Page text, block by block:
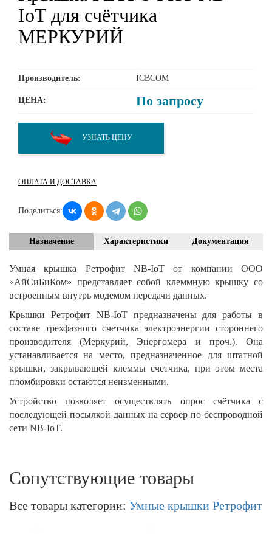
IoT для счётчика
МЕРКУРИЙ
Производитель: ICBCOM
ЦЕНА: По запросу
УЗНАТЬ ЦЕНУ
ОПЛАТА И ДОСТАВКА
Поделиться:
Назначение Характеристики Документация
Умная крышка Ретрофит NB-IoT от компании ООО
«АйСиБиКом» представляет собой клеммную крышку со
встроенным внутрь модемом передачи данных.
Крышки Ретрофит NB-IoT предназначены для работы в
составе трехфазного счетчика электроэнергии стороннего
производителя (Меркурий, Энергомера и проч.). Она
устанавливается на место, предназначенное для штатной
крышки, закрывающей клеммы счетчика, при этом места
пломбировки остаются неизменными.
Устройство позволяет осуществлять опрос счётчика с
последующей посылкой данных на сервер по беспроводной
сети NB-IoT.
Сопутствующие товары
Все товары категории: Умные крышки Ретрофит